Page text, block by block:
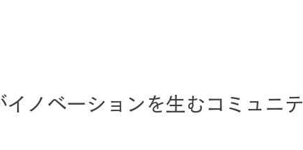
イノベーションを生むコミュニ